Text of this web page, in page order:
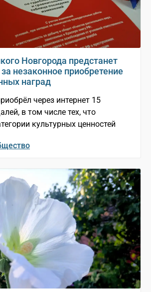
Новгорода предстанет
незаконное приобретение
наград
через интернет 15
в том числе тех, что
культурных ценностей